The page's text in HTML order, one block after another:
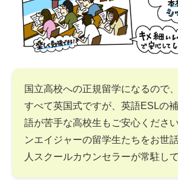
国立高校への正規留学になるので
すべて英国式ですが、英語ESLの
語が苦手な高校生もご安心くださ
ンエイジャーの留学生たちをお世
人スクールカウンセラーが常駐して